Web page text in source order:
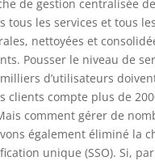
de gestion centralisée
les services et tous
nettoyées et
Pousser le niveau de
d’utilisateurs
clients compte plus de
comment gérer de
également éliminé la
unique (SSO). Si,